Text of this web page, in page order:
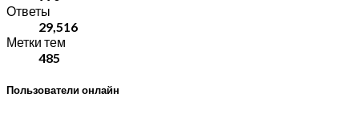
Ответы
29,516
Метки тем
485
Пользователи онлайн